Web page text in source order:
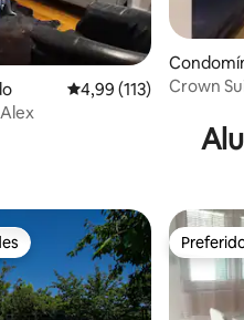
4,99 de uma avaliação
4,99 (113)
Crown